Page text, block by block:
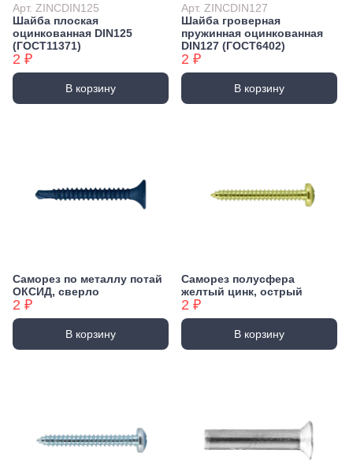
Арт. ZINCDIN125
Шайба плоская
оцинкованная DIN125
(ГОСТ11371)
2 ₽
В корзину
Арт. ZINCDIN127
Шайба гроверная
пружинная оцинкованная
DIN127 (ГОСТ6402)
2 ₽
В корзину
Саморез по металлу потай
ОКСИД, сверло
2 ₽
В корзину
Саморез полусфера
желтый цинк, острый
2 ₽
В корзину